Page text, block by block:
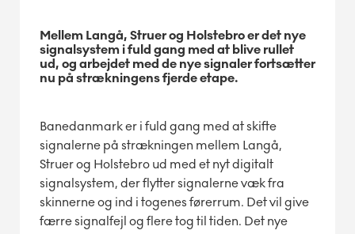
Mellem Langå, Struer og Holstebro er det nye
signalsystem i fuld gang med at blive rullet
ud, og arbejdet med de nye signaler fortsætter
nu på strækningens fjerde etape.
Banedanmark er i fuld gang med at skifte
signalerne på strækningen mellem Langå,
Struer og Holstebro ud med et nyt digitalt
signalsystem, der flytter signalerne væk fra
skinnerne og ind i togenes førerrum. Det vil give
færre signalfejl og flere tog til tiden. Det nye